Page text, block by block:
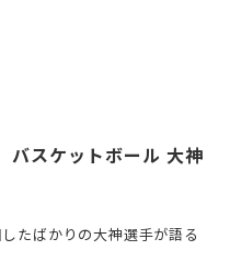
スケットボール 大神
たばかりの大神選手が語る